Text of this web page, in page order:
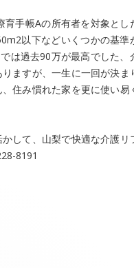
手帳Aの所有者を対象とし
以下などいくつかの基準
は過去90万が最高でした、
ますが、一生に一回が決ま
住み慣れた家を更に使い易
して、山梨で快適な介護リ
8191